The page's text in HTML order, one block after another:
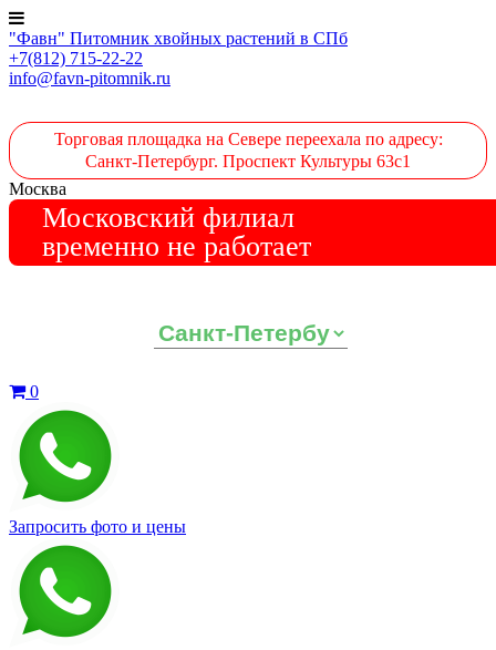
"Фавн" Питомник хвойных растений в СПб
+7(812) 715-22-22
info@favn-pitomnik.ru
Торговая площадка на Севере переехала по адресу:
Санкт-Петербург. Проспект Культуры 63с1
Москва
Московский филиал
временно не работает
0
Запросить фото и цены